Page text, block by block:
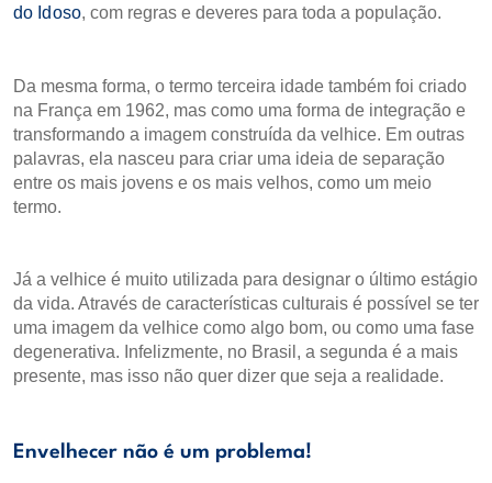
do Idoso, com regras e deveres para toda a população.
Da mesma forma, o termo terceira idade também foi criado
na França em 1962, mas como uma forma de integração e
transformando a imagem construída da velhice. Em outras
palavras, ela nasceu para criar uma ideia de separação
entre os mais jovens e os mais velhos, como um meio
termo.
Já a velhice é muito utilizada para designar o último estágio
da vida. Através de características culturais é possível se ter
uma imagem da velhice como algo bom, ou como uma fase
degenerativa. Infelizmente, no Brasil, a segunda é a mais
presente, mas isso não quer dizer que seja a realidade.
Envelhecer não é um problema!